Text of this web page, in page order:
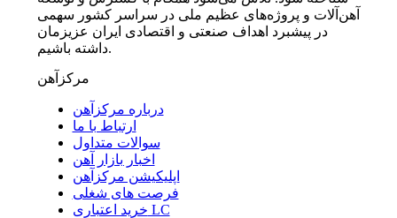
آهن‌آلات و پروژه‌های عظیم ملی در سراسر کشور سهمی
در پیشبرد اهداف صنعتی و اقتصادی ایران عزیزمان
داشته باشیم.
مرکزآهن
درباره مرکزآهن
ارتباط با ما
سوالات متداول
اخبار بازار آهن
اپلیکیشن مرکزآهن
فرصت های شغلی
خرید اعتباری LC